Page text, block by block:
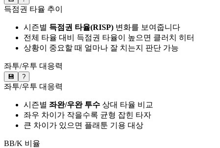
득점권 타율 추이
시즌별 득점권 타율(RISP) 변화를 보여줍니다
전체 타율 대비 득점권 타율이 높으면 클러치 히터
상황이 중요할 때 얼마나 잘 치는지 판단 가능
좌투/우투 대응력
💾 ?
좌투/우투 대응력
시즌별 좌완/우완 투수 상대 타율 비교
좌우 차이가 작을수록 균형 잡힌 타자
큰 차이가 있으면 플래툰 기용 대상
BB/K 비율